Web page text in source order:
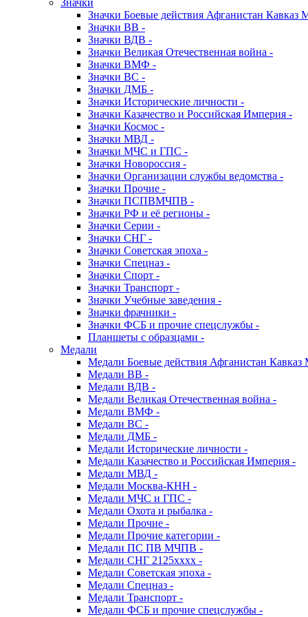
Значки
Значки Боевые действия Афганистан Кавказ
Значки ВВ -
Значки ВДВ -
Значки Великая Отечественная война -
Значки ВМФ -
Значки ВС -
Значки ДМБ -
Значки Исторические личности -
Значки Казачество и Российская Империя -
Значки Космос -
Значки МВД -
Значки МЧС и ГПС -
Значки Новороссия -
Значки Организации службы ведомства -
Значки Прочие -
Значки ПСПВМЧПВ -
Значки РФ и её регионы -
Значки Серии -
Значки СНГ -
Значки Советская эпоха -
Значки Спецназ -
Значки Спорт -
Значки Транспорт -
Значки Учебные заведения -
Значки фрачники -
Значки ФСБ и прочие спецслужбы -
Планшеты с образцами -
Медали
Медали Боевые действия Афганистан
Медали ВВ -
Медали ВДВ -
Медали Великая Отечественная война -
Медали ВМФ -
Медали ВС -
Медали ДМБ -
Медали Исторические личности -
Медали Казачество и Российская Империя -
Медали МВД -
Медали Москва-КНН -
Медали МЧС и ГПС -
Медали Охота и рыбалка -
Медали Прочие -
Медали Прочие категории -
Медали ПС ПВ МЧПВ -
Медали СНГ 2125хххх -
Медали Советская эпоха -
Медали Спецназ -
Медали Транспорт -
Медали ФСБ и прочие спецслужбы -